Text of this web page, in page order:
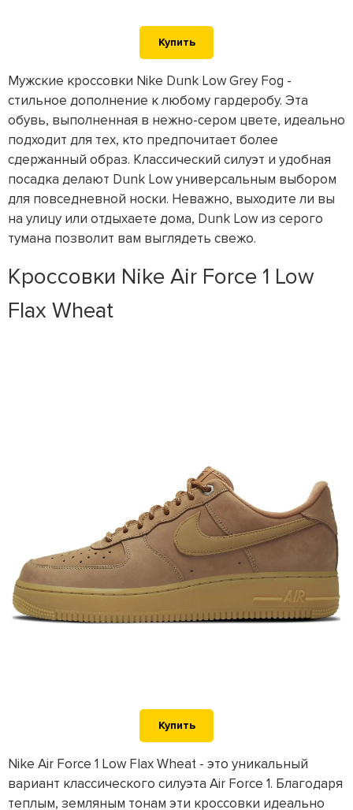
Купить
Мужские кроссовки Nike Dunk Low Grey Fog -
стильное дополнение к любому гардеробу. Эта
обувь, выполненная в нежно-сером цвете, идеально
подходит для тех, кто предпочитает более
сдержанный образ. Классический силуэт и удобная
посадка делают Dunk Low универсальным выбором
для повседневной носки. Неважно, выходите ли вы
на улицу или отдыхаете дома, Dunk Low из серого
тумана позволит вам выглядеть свежо.
Кроссовки Nike Air Force 1 Low
Flax Wheat
Купить
Nike Air Force 1 Low Flax Wheat - это уникальный
вариант классического силуэта Air Force 1. Благодаря
теплым, земляным тонам эти кроссовки идеально